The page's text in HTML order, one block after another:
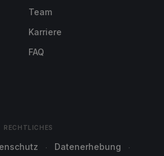
Team
Karriere
FAQ
RECHTLICHES
Datenerhebung